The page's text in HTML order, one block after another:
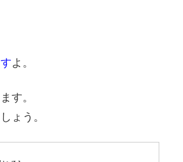
よ。
す。
ょう。